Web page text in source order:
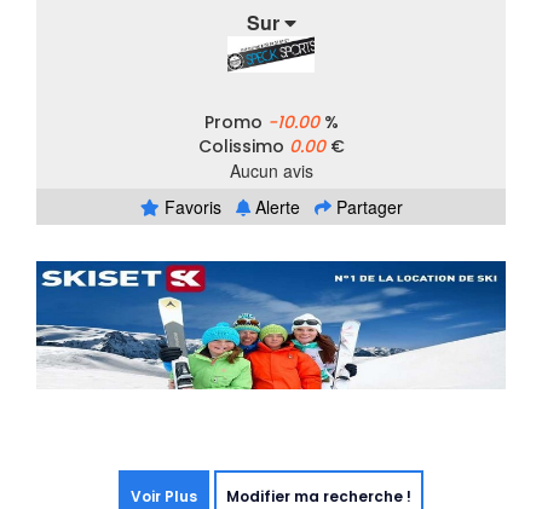
Sur
Promo -10.00%
Colissimo 0.00€
Aucun avis
Favoris
Alerte Partager
Voir Plus Modifier ma recherche !